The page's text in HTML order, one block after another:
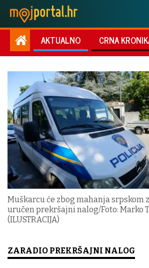
AKTUALNO CRNA
Muškarcu će zbog mahanja srpskom
uručen prekršajni nalog/Foto: Marko
(ILUSTRACIJA)
ZARADIO PREKRŠAJNI NALOG